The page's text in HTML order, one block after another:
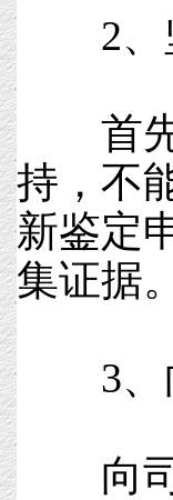
2、
首先
持，不
新鉴定
集证据。
3、向
向司